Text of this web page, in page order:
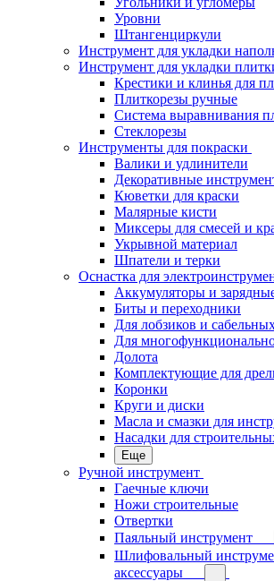
Уровни
Штангенциркули
Инструмент для укладки
Инструмент для укладки
Крестики и клинья для
Плиткорезы ручные
Система выравнивания
Стеклорезы
Инструменты для покраски
Валики и удлинители
Декоративные
Кюветки для краски
Малярные кисти
Миксеры для смесей и
Укрывной материал
Шпатели и терки
Оснастка для
Аккумуляторы и
Биты и переходники
Для лобзиков и
Для
Долота
Комплектующие для
Коронки
Круги и диски
Масла и смазки для
Насадки для
Еще
Ручной инструмент
Гаечные ключи
Ножи строительные
Отвертки
Паяльный инструмент
Шлифовальный
аксессуары